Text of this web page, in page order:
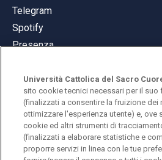
Telegram
Spotify
Presenza
© Università Cattolica del Sacro
Largo A. Gemelli 1, 20123 Milano
PI 02133120150
Università Cattolica del Sacro
sito cookie tecnici necessari per il suo
(finalizzati a consentire la fruizione dei
ottimizzare l'esperienza utente) e, ove
cookie ed altri strumenti di
(finalizzati a elaborare statistiche e
proporre servizi in linea con le tue